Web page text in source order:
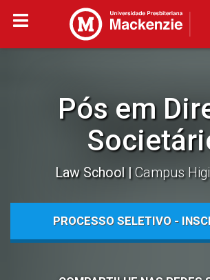
Pós em
Law School Campus
PROCESSO SELETIVO -